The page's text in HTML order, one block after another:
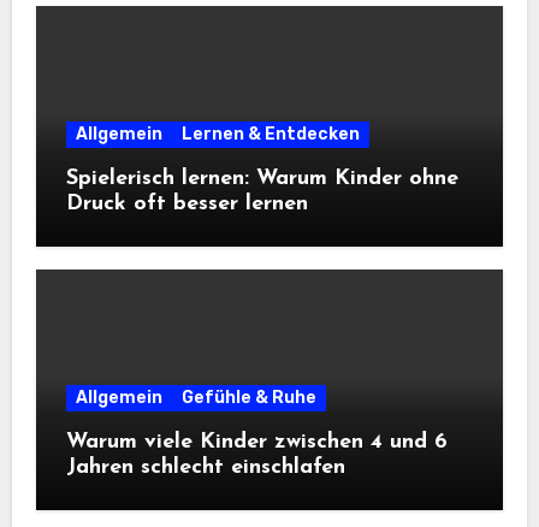
Allgemein Lernen & Entdecken
Spielerisch lernen: Warum Kinder ohne
Druck oft besser lernen
Allgemein Gefühle & Ruhe
Warum viele Kinder zwischen 4 und 6
Jahren schlecht einschlafen